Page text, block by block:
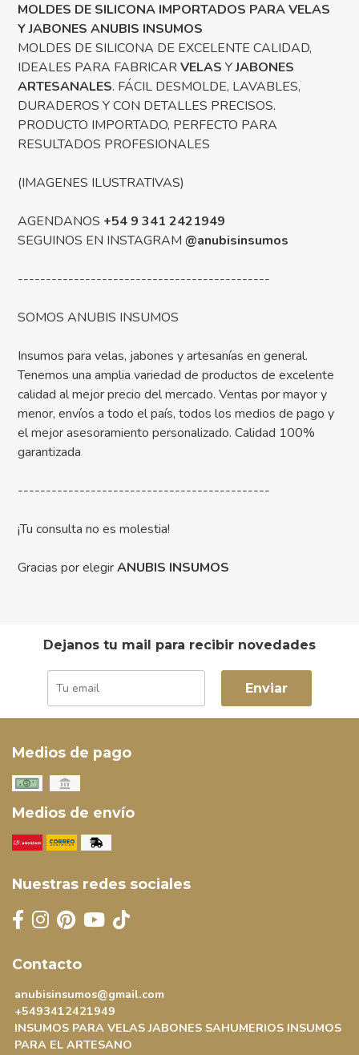
MOLDES DE SILICONA IMPORTADOS PARA VELAS
Y JABONES ANUBIS INSUMOS
MOLDES DE SILICONA DE EXCELENTE CALIDAD,
IDEALES PARA FABRICARVELAS YJABONES
ARTESANALES. FÁCIL DESMOLDE, LAVABLES,
DURADEROS Y CON DETALLES PRECISOS.
PRODUCTO IMPORTADO, PERFECTO PARA
RESULTADOS PROFESIONALES
(IMAGENES ILUSTRATIVAS)
AGENDANOS +54 9 341 2421949
SEGUINOS EN INSTAGRAM@anubisinsumos
---------------------------------------------
SOMOS ANUBIS INSUMOS
Insumos para velas, jabones y artesanías en general.
Tenemos una amplia variedad de productos de excelente
calidad al mejor precio del mercado. Ventas por mayor y
menor, envíos a todo el país, todos los medios de pago y
el mejor asesoramiento personalizado. Calidad 100%
garantizada
---------------------------------------------
¡Tu consulta no es molestia!
Gracias por elegirANUBIS INSUMOS
Dejanos tu mail para recibir novedades
Enviar
Medios de pago
Medios de envío
Nuestras redes sociales
Contacto
anubisinsumos@gmail.com
+5493412421949
INSUMOS PARA VELAS JABONES SAHUMERIOS INSUMOS
PARA EL ARTESANO